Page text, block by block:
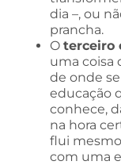
dia –, ou
prancha.
O terceiro
uma coisa
de onde
educação
conhece,
na hora
flui
com uma